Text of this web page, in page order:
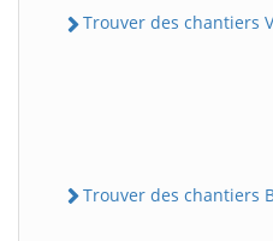
Trouver des chantiers
Trouver des chantiers